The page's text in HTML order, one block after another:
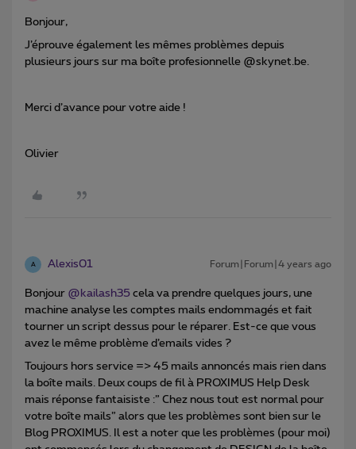
Bonjour,
J’éprouve également les mêmes problèmes depuis
plusieurs jours sur ma boîte profesionnelle @skynet.be.
Merci d’avance pour votre aide !
Olivier
A Alexis01 Forum|Forum|4 years ago
Bonjour @kailash35 cela va prendre quelques jours, une
machine analyse les comptes mails endommagés et fait
tourner un script dessus pour le réparer. Est-ce que vous
avez le même problème d’emails vides ?
Toujours hors service => 45 mails annoncés mais rien dans
la boîte mails. Deux coups de fil à PROXIMUS Help Desk
mais réponse fantaisiste :” Chez nous tout est normal pour
votre boîte mails” alors que les problèmes sont bien sur le
Blog PROXIMUS. Il est a noter que les problèmes (pour moi)